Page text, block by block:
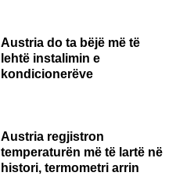
Austria do ta bëjë më të
lehtë instalimin e
kondicionerëve
Austria regjistron
temperaturën më të lartë në
histori, termometri arrin